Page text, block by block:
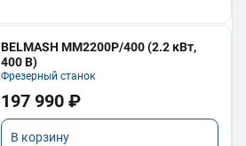
BELMASH MM2200P/400 (2.2 кВт,
400 В)
Фрезерный станок
197 990 ₽
В корзину